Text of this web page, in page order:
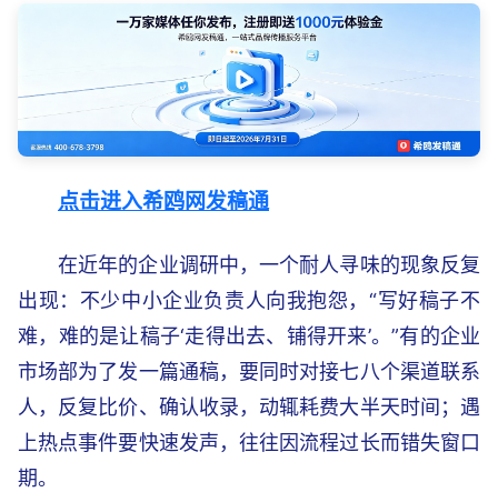
点击进入希鸥网发稿通
在近年的企业调研中，一个耐人寻味的现象反复
出现：不少中小企业负责人向我抱怨，“写好稿子不
难，难的是让稿子‘走得出去、铺得开来’。”有的企业
市场部为了发一篇通稿，要同时对接七八个渠道联系
人，反复比价、确认收录，动辄耗费大半天时间；遇
上热点事件要快速发声，往往因流程过长而错失窗口
期。